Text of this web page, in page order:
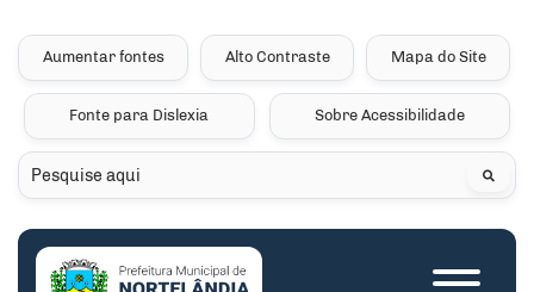
Seção de atalhos e
Ir para o menu [alt+2]
Ir para a busca [alt+3]
Ir para o rodapé [alt+4]
Aumentar fontes Alto Contraste Mapa do Site
Fonte para Dislexia Sobre Acessibilidade
Pesquisar
Seção do menu